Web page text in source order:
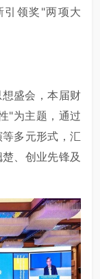
引领奖"两项大
盛会，本届财
"为主题，通过
多元形式，汇
、创业先锋及